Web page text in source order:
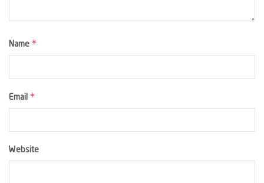
Name *
Email *
Website